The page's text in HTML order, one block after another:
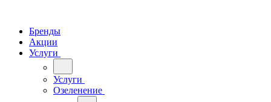
Бренды
Акции
Услуги
Услуги
Озеленение